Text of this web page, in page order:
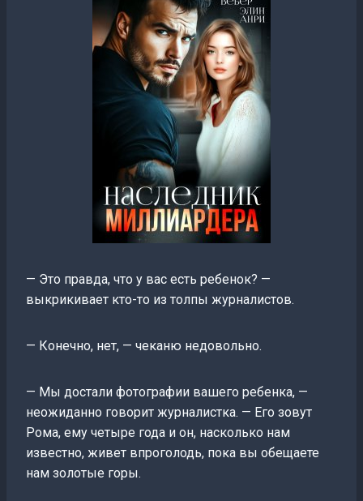
— Это правда, что у вас есть ребенок? —
выкрикивает кто-то из толпы журналистов.
— Конечно, нет, — чеканю недовольно.
— Мы достали фотографии вашего ребенка, —
неожиданно говорит журналистка. — Его зовут
Рома, ему четыре года и он, насколько нам
известно, живет впроголодь, пока вы обещаете
нам золотые горы.